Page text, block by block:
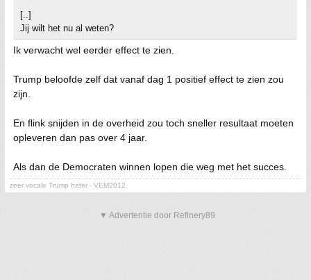
[..]
Jij wilt het nu al weten?
Ik verwacht wel eerder effect te zien.
Trump beloofde zelf dat vanaf dag 1 positief effect te zien zou
zijn.
En flink snijden in de overheid zou toch sneller resultaat moeten
opleveren dan pas over 4 jaar.
Als dan de Democraten winnen lopen die weg met het succes.
zeer vocale Trump hater - VEM2012
▼ Advertentie door Refinery89